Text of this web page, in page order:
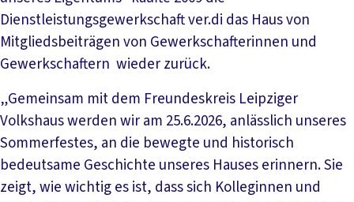
Dienstleistungsgewerkschaft ver.di das Haus von
Mitgliedsbeiträgen von Gewerkschafterinnen und
Gewerkschaftern wieder zurück.
„Gemeinsam mit dem Freundeskreis Leipziger
Volkshaus werden wir am 25.6.2026, anlässlich unseres
Sommerfestes, an die bewegte und historisch
bedeutsame Geschichte unseres Hauses erinnern. Sie
zeigt, wie wichtig es ist, dass sich Kolleginnen und